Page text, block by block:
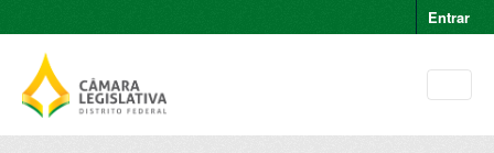
Entrar